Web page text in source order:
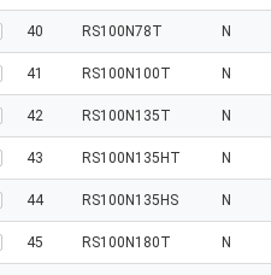
40 RS100N78T N
41 RS100N100T N
42 RS100N135T N
43 RS100N135HT N
44 RS100N135HS N
45 RS100N180T N